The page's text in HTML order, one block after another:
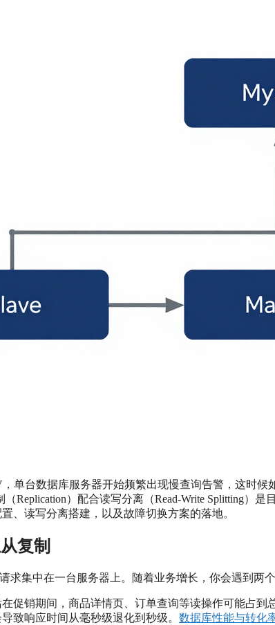
单台数据库服务器开始频繁出现慢查询告警，这时
Replication）配合读写分离（Read-Write Splitting）
、读写分离搭建，以及故障切换方案的落地。
复制
求集中在一台服务器上。随着业务增长，你会遇到两个
促销期间，商品详情页、订单查询等读操作可能占到
致响应时间从毫秒级退化到秒级。 数据库性能与转化